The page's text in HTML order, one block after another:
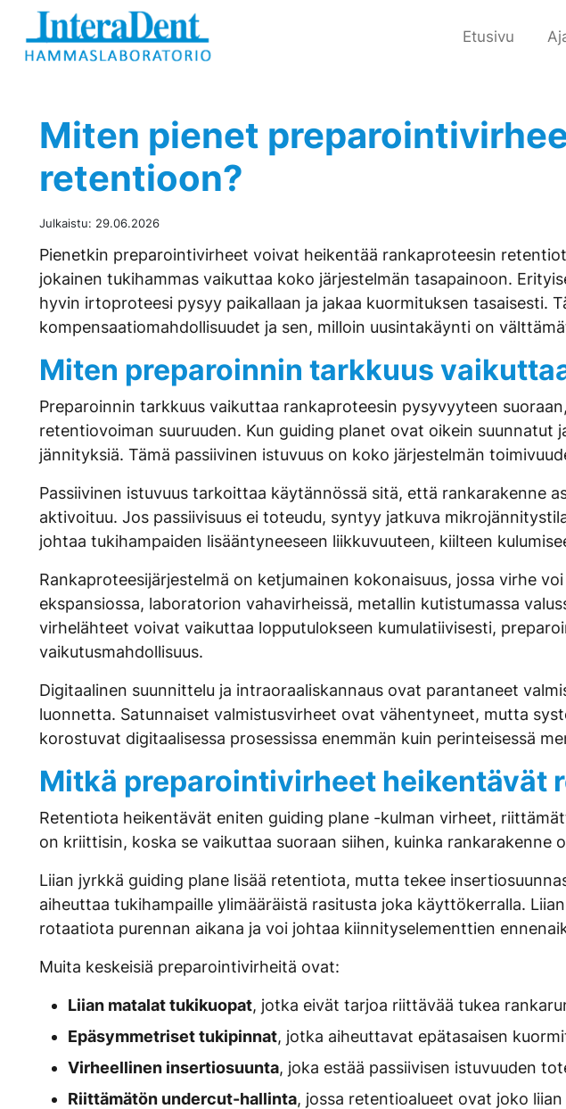
Hyppää sisältöön
Etusivu
Miten pienet
retentioon?
Julkaistu: 29.06.2026
Pienetkin preparointivirheet voivat heikentää rankaproteesin
jokainen tukihammas vaikuttaa koko järjestelmän tasapainoon.
hyvin irtoproteesi pysyy paikallaan ja jakaa kuormituksen tasaisesti.
kompensaatiomahdollisuudet ja sen, milloin uusintakäynti on
Miten preparoinnin tarkkuus
Preparoinnin tarkkuus vaikuttaa rankaproteesin pysyvyyteen
retentiovoiman suuruuden. Kun guiding planet ovat oikein
jännityksiä. Tämä passiivinen istuvuus on koko järjestelmän
Passiivinen istuvuus tarkoittaa käytännössä sitä, että rankarakenne
aktivoituu. Jos passiivisuus ei toteudu, syntyy jatkuva
johtaa tukihampaiden lisääntyneeseen liikkuvuuteen, kiilteen
Rankaproteesijärjestelmä on ketjumainen kokonaisuus, jossa virhe
ekspansiossa, laboratorion vahavirheissä, metallin kutistumassa
virhelähteet voivat vaikuttaa lopputulokseen kumulatiivisesti,
vaikutusmahdollisuus.
Digitaalinen suunnittelu ja intraoraaliskannaus ovat parantaneet
luonnetta. Satunnaiset valmistusvirheet ovat vähentyneet, mutta
korostuvat digitaalisessa prosessissa enemmän kuin perinteisessä
Mitkä preparointivirheet heikentävät
Retentiota heikentävät eniten guiding plane -kulman virheet,
on kriittisin, koska se vaikuttaa suoraan siihen, kuinka rankarakenne
Liian jyrkkä guiding plane lisää retentiota, mutta tekee
aiheuttaa tukihampaille ylimääräistä rasitusta joka käyttökerralla.
rotaatiota purennan aikana ja voi johtaa kiinnityselementtien
Muita keskeisiä preparointivirheitä ovat:
Liian matalat tukikuopat, jotka eivät tarjoa riittävää tukea
Epäsymmetriset tukipinnat, jotka aiheuttavat epätasaisen
Virheellinen insertiosuunta, joka estää passiivisen istuvuuden
Riittämätön undercut-hallinta, jossa retentioalueet ovat joko